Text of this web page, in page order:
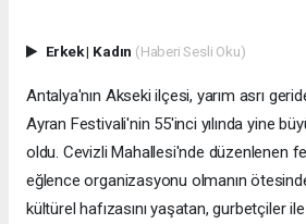
Erkek| Kadın (Haberi Sesli Oku)
Antalya'nın Akseki ilçesi, yarım asrı
Ayran Festivali'nin 55'inci yılında yine
oldu. Cevizli Mahallesi'nde düzenlenen
eğlence organizasyonu olmanın
kültürel hafızasını yaşatan, gurbetçiler